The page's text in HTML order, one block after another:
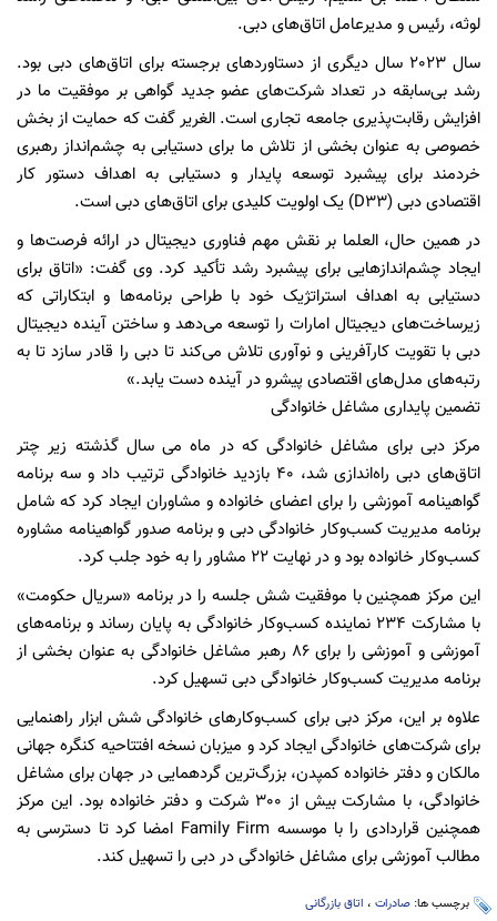
لوثه، رئیس و مدیرعامل اتاق‌های دبی.
سال 2023 سال دیگری از دستاوردهای برجسته برای اتاق‌های دبی بود.
رشد بی‌سابقه در تعداد شرکت‌های عضو جدید گواهی بر موفقیت ما در
افزایش رقابت‌پذیری جامعه تجاری است. الغریر گفت که حمایت از بخش
خصوصی به عنوان بخشی از تلاش ما برای دستیابی به چشم‌انداز رهبری
خردمند برای پیشبرد توسعه پایدار و دستیابی به اهداف دستور کار
اقتصادی دبی (D33) یک اولویت کلیدی برای اتاق‌های دبی است.
در همین حال، العلما بر نقش مهم فناوری دیجیتال در ارائه فرصت‌ها و
ایجاد چشم‌اندازهایی برای پیشبرد رشد تأکید کرد. وی گفت: «اتاق برای
دستیابی به اهداف استراتژیک خود با طراحی برنامه‌ها و ابتکاراتی که
زیرساخت‌های دیجیتال امارات را توسعه می‌دهد و ساختن آینده دیجیتال
دبی با تقویت کارآفرینی و نوآوری تلاش می‌کند تا دبی را قادر سازد تا به
رتبه‌های مدل‌های اقتصادی پیشرو در آینده دست یابد.»
تضمین پایداری مشاغل خانوادگی
مرکز دبی برای مشاغل خانوادگی که در ماه می سال گذشته زیر چتر
اتاق‌های دبی راه‌اندازی شد، 40 بازدید خانوادگی ترتیب داد و سه برنامه
گواهینامه آموزشی را برای اعضای خانواده و مشاوران ایجاد کرد که شامل
برنامه مدیریت کسب‌وکار خانوادگی دبی و برنامه صدور گواهینامه مشاوره
کسب‌وکار خانواده بود و در نهایت 22 مشاور را به خود جلب کرد.
این مرکز همچنین با موفقیت شش جلسه را در برنامه «سریال حکومت»
با مشارکت 234 نماینده کسب‌وکار خانوادگی به پایان رساند و برنامه‌های
آموزشی و آموزشی را برای 86 رهبر مشاغل خانوادگی به عنوان بخشی از
برنامه مدیریت کسب‌وکار خانوادگی دبی تسهیل کرد.
علاوه بر این، مرکز دبی برای کسب‌وکارهای خانوادگی شش ابزار راهنمایی
برای شرکت‌های خانوادگی ایجاد کرد و میزبان نسخه افتتاحیه کنگره جهانی
مالکان و دفتر خانواده کمپدن، بزرگ‌ترین گردهمایی در جهان برای مشاغل
خانوادگی، با مشارکت بیش از 300 شرکت و دفتر خانواده بود. این مرکز
همچنین قراردادی را با موسسه Family Firm امضا کرد تا دسترسی به
مطالب آموزشی برای مشاغل خانوادگی در دبی را تسهیل کند.
برچسب ها: صادرات ، اتاق بازرگانی